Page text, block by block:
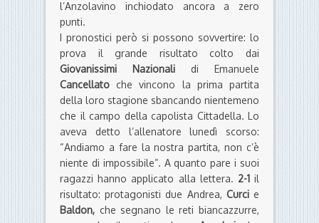
l’Anzolavino inchiodato ancora a zero
punti.
I pronostici però si possono sovvertire: lo
prova il grande risultato colto dai
Giovanissimi Nazionali di Emanuele
Cancellato che vincono la prima partita
della loro stagione sbancando nientemeno
che il campo della capolista Cittadella. Lo
aveva detto l’allenatore lunedì scorso:
“Andiamo a fare la nostra partita, non c’è
niente di impossibile”. A quanto pare i suoi
ragazzi hanno applicato alla lettera. 2-1il
risultato: protagonisti due Andrea, Curci e
Baldon, che segnano le reti biancazzurre,